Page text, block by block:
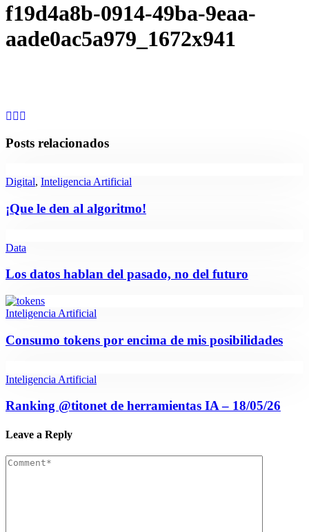
f19d4a8b-0914-49ba-9eaa-
aade0ac5a979_1672x941
Posts relacionados
Digital, Inteligencia Artificial
¡Que le den al algoritmo!
Data
Los datos hablan del pasado, no del futuro
Inteligencia Artificial
Consumo tokens por encima de mis posibilidades
Inteligencia Artificial
Ranking @titonet de herramientas IA – 18/05/26
Leave a Reply